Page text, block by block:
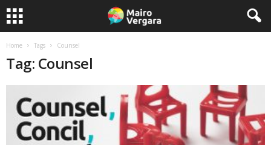
Home Tags Counsel
Tag: Counsel